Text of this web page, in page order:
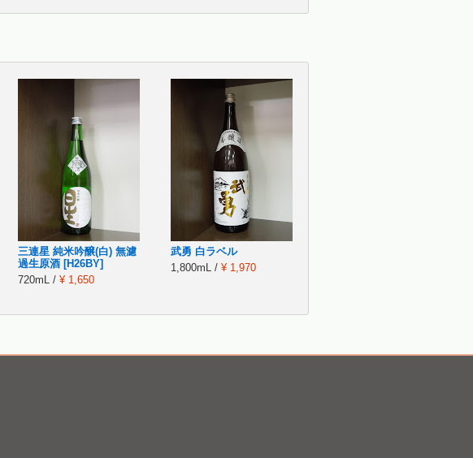
三連星 純米吟醸(白) 無濾
過生原酒 [H26BY]
720mL / ¥ 1,650
武勇 白ラベル
1,800mL / ¥ 1,970